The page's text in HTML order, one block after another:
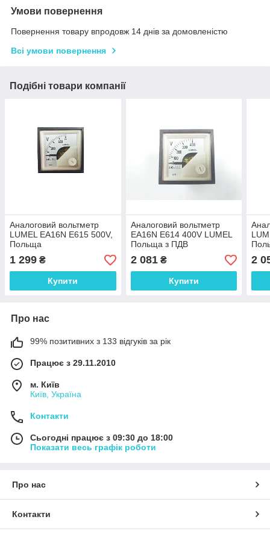
Умови повернення
Повернення товару впродовж 14 днів за домовленістю
Всі умови повернення
Подібні товари компанії
Аналоговий вольтметр
LUMEL EA16N E615 500V,
Польща
1 299 ₴
Купити
Аналоговий вольтметр
EA16N E614 400V LUMEL
Польща з ПДВ
2 081₴
Купити
2
Про нас
99% позитивних з 133 відгуків за рік
Працює з 29.11.2010
м. Київ
Київ, Україна
Контакти
Сьогодні працює з 09:30 до 18:00
Показати весь графік роботи
Про нас
Контакти